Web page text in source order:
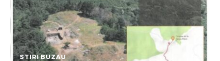
STIRI BUZAU